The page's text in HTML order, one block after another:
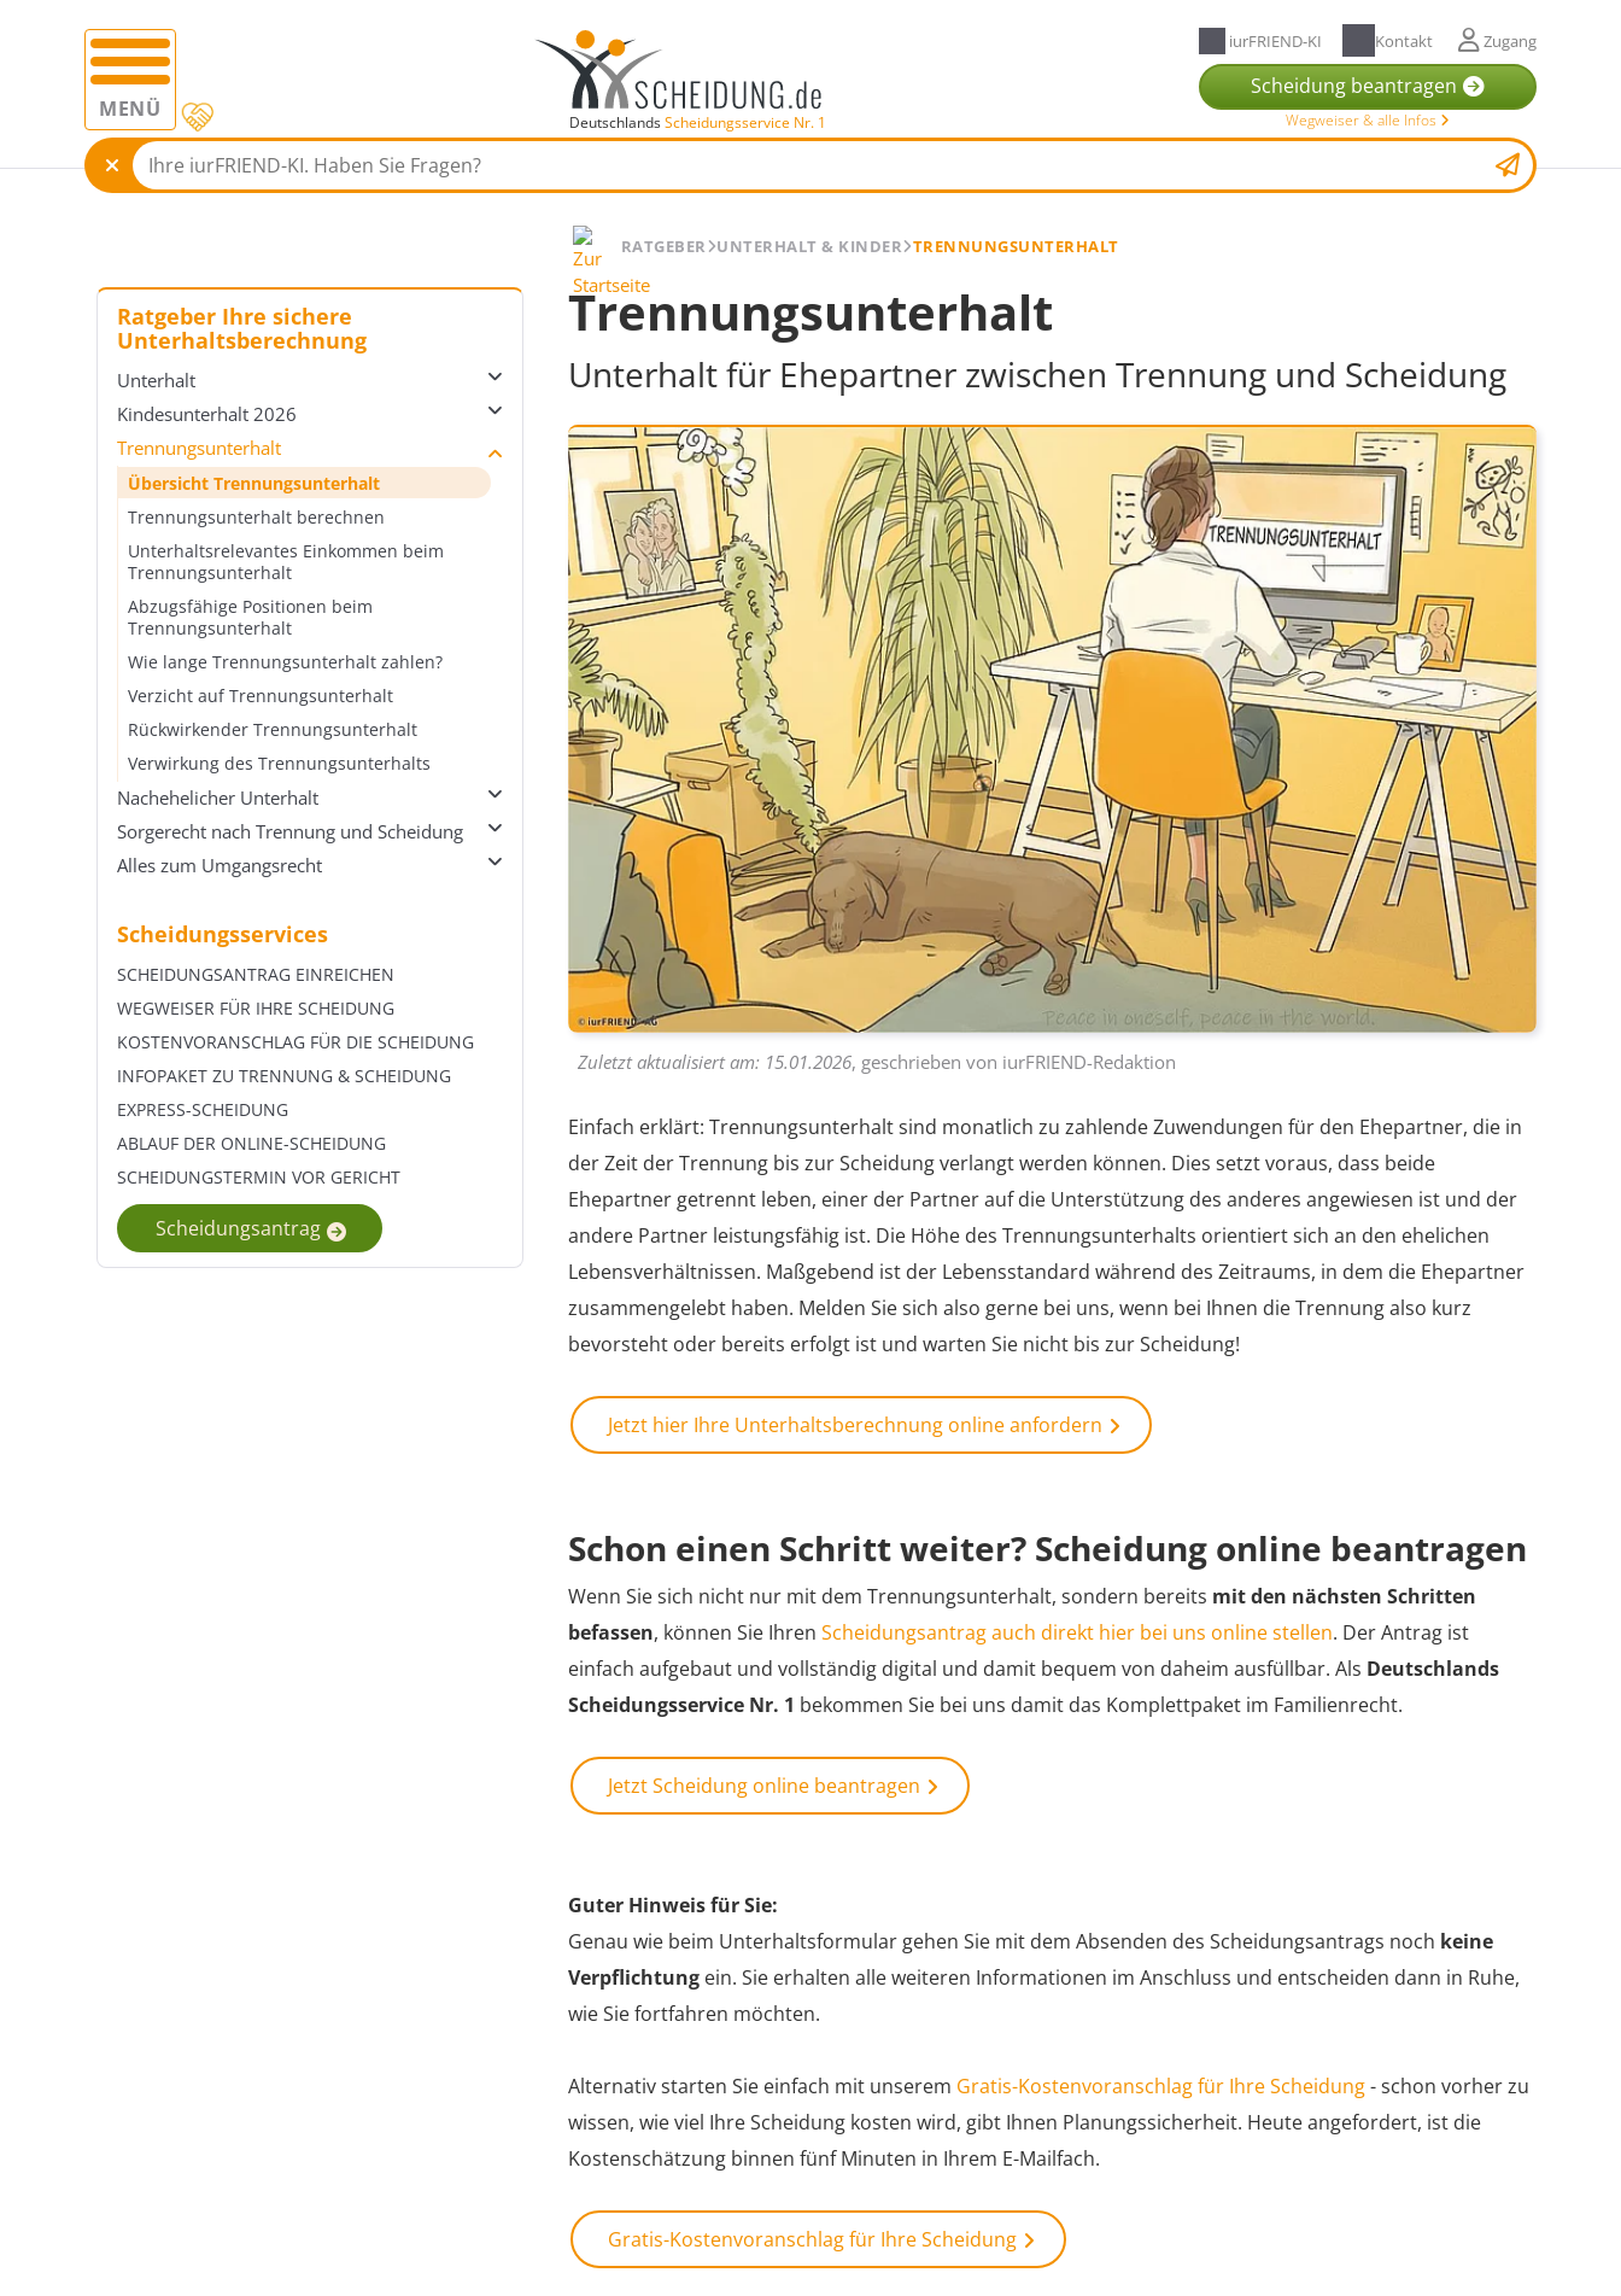
MENÜ DeutschlandsScheidungsservice Nr. 1
iurFRIEND-KI Kontakt Zugang
Scheidung beantragen
Wegweiser & alle Infos
RATGEBER UNTERHALT & KINDER TRENNUNGSUNTERHALT
Ratgeber Ihre sichere
Unterhaltsberechnung
Unterhalt
Übersicht Unterhalt
Unterhaltsrecht
Unterhalt einfordern
Auskunftspflichten
Steuerliche Berücksichtigung von Kindern
Wohnwert beim Unterhalt
Unterhalt und Kurzarbeit
Kindesunterhalt 2026
Übersicht Kindesunterhalt 2026
Düsseldorfer Tabelle
Vereinbarung zum Kindesunterhalt
Zum Anwalt oder Jugendamt?
Das bereinigte Nettoeinkommen
Selbstbehalt beim Kindesunterhalt
Unterhalt und Kindergeld
Krankenversicherung des Kindes
Unterhalt Minderjährige vs. Volljährige
Trennungsunterhalt
Übersicht Trennungsunterhalt
Trennungsunterhalt berechnen
Unterhaltsrelevantes Einkommen beim
Trennungsunterhalt
Abzugsfähige Positionen beim
Trennungsunterhalt
Wie lange Trennungsunterhalt zahlen?
Verzicht auf Trennungsunterhalt
Rückwirkender Trennungsunterhalt
Verwirkung des Trennungsunterhalts
Nachehelicher Unterhalt
Übersicht Nachehelicher Unterhalt
Nachehelichen Unterhalt berechnen
Selbstbehalt beim nachehelichen Unterhalt
Auswirkungen neuer Ehe auf nachehelichen
Sorgerecht nach Trennung und Scheidung
Übersicht Sorgerecht nach Trennung und
Scheidung mit Kind
Alles zum Umgangsrecht
Wie oft darf ich mein Kind sehen?
Welche Betreuungsmodelle gibt es?
Echtes und unechtes Wechselmodell
Unterhalt im Wechselmodell
Umgangsrecht verweigern
Umgangsverbot
Scheidungsservices
SCHEIDUNGSANTRAG EINREICHEN
WEGWEISER FÜR IHRE SCHEIDUNG
KOSTENVORANSCHLAG FÜR DIE SCHEIDUNG
INFOPAKET ZU TRENNUNG & SCHEIDUNG
EXPRESS-SCHEIDUNG
ABLAUF DER ONLINE-SCHEIDUNG
SCHEIDUNGSTERMIN VOR GERICHT
Scheidungsantrag
Trennungsunterhalt
Unterhalt für Ehepartner zwischen Trennung und Scheidung
Zuletzt aktualisiert am: 15.01.2026, geschrieben von iurFRIEND-Redaktion
Einfach erklärt: Trennungsunterhalt sind monatlich zu zahlende Zuwendungen für den Ehepartner, die in
der Zeit der Trennung bis zur Scheidung verlangt werden können. Dies setzt voraus, dass beide
Ehepartner getrennt leben, einer der Partner auf die Unterstützung des anderes angewiesen ist und der
andere Partner leistungsfähig ist. Die Höhe des Trennungsunterhalts orientiert sich an den ehelichen
Lebensverhältnissen. Maßgebend ist der Lebensstandard während des Zeitraums, in dem die Ehepartner
zusammengelebt haben. Melden Sie sich also gerne bei uns, wenn bei Ihnen die Trennung also kurz
bevorsteht oder bereits erfolgt ist und warten Sie nicht bis zur Scheidung!
Jetzt hier Ihre Unterhaltsberechnung online anfordern
Schon einen Schritt weiter? Scheidung online beantragen
Wenn Sie sich nicht nur mit dem Trennungsunterhalt, sondern bereits mit den nächsten Schritten
befassen, können Sie IhrenScheidungsantrag auch direkt hier bei uns online stellen. Der Antrag ist
einfach aufgebaut und vollständig digital und damit bequem von daheim ausfüllbar. Als Deutschlands
Scheidungsservice Nr. 1 bekommen Sie bei uns damit das Komplettpaket im Familienrecht.
Jetzt Scheidung online beantragen
Guter Hinweis für Sie:
Genau wie beim Unterhaltsformular gehen Sie mit dem Absenden des Scheidungsantrags noch keine
Verpflichtung ein. Sie erhalten alle weiteren Informationen im Anschluss und entscheiden dann in Ruhe,
wie Sie fortfahren möchten.
Alternativ starten Sie einfach mit unserem Gratis-Kostenvoranschlag für Ihre Scheidung- schon vorher zu
wissen, wie viel Ihre Scheidung kosten wird, gibt Ihnen Planungssicherheit. Heute angefordert, ist die
Kostenschätzung binnen fünf Minuten in Ihrem E-Mailfach.
Gratis-Kostenvoranschlag für Ihre Scheidung